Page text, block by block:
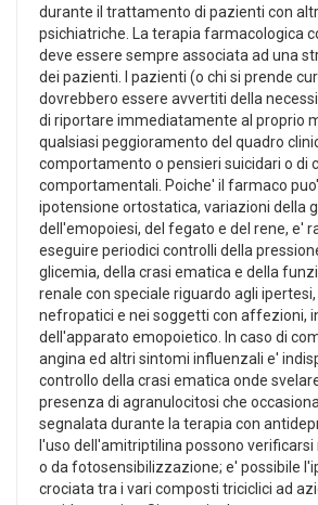
durante il trattamento di pazienti con
psichiatriche. La terapia farmacologica
deve essere sempre associata ad una
dei pazienti. I pazienti (o chi si prende
dovrebbero essere avvertiti della
di riportare immediatamente al proprio
qualsiasi peggioramento del quadro
comportamento o pensieri suicidari o di
comportamentali. Poiche' il farmaco
ipotensione ortostatica, variazioni della
dell'emopoiesi, del fegato e del rene, e'
eseguire periodici controlli della
glicemia, della crasi ematica e della
renale con speciale riguardo agli
nefropatici e nei soggetti con affezioni,
dell'apparato emopoietico. In caso di
angina ed altri sintomi influenzali e'
controllo della crasi ematica onde
presenza di agranulocitosi che
segnalata durante la terapia con
l'uso dell'amitriptilina possono verificarsi
o da fotosensibilizzazione; e' possibile
crociata tra i vari composti triciclici ad